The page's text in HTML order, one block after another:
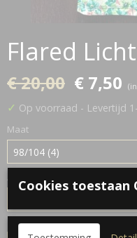
Flared
€ 20,00 € 7,50
✓ Op voorraad - Levertijd
Maat
AantalCookies toestaan